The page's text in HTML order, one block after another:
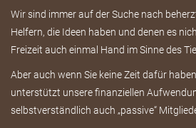
Wir sind immer auf der Suche nach
Helfern, die Ideen haben und denen es
Freizeit auch einmal Hand im Sinne des
Aber auch wenn Sie keine Zeit dafür
unterstützt unsere finanziellen
selbstverständlich auch „passive“